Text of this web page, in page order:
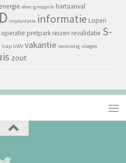
energie eten griepprik hartaanval
implantatie informatie Lopen
operatie pretpark reizen revalidatie S-
trap UWV vakantie verdrietig vliegen
zout